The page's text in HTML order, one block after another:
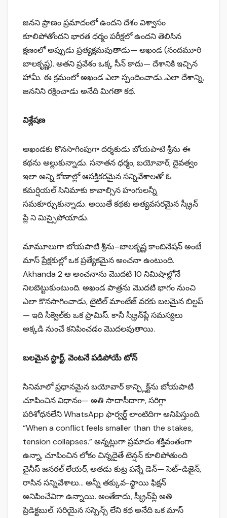
జనని ప్రాణం ప్రమాదంలో ఉందని దేశం విశ్వాసం
కూలిపోతోందని భారత ధర్మం పరీక్షలో ఉందని తెలిసిన
క్షణంలో అప్పుడు ప్రత్యక్షమవుతాడు— అఖండ (నందమూరి
బాలకృష్ణ). అతని ప్రవేశం ఒక్క సీన్ కాదు— దేశానికి ఇచ్చిన
హామీ. ఈ క్రమంలో అఖండ ఎలా స్పందించాడు..ఎలా దేశాన్ని,
జననిని రక్షించాడు అనేది మిగతా కథ.
విశ్లేషణ
అఖండకు కొనసాగింపుగా దర్శకుడు బోయపాటి శ్రీను ఈ
కథను అల్లుకున్నాడు. సనాతన ధర్మం, బయోవార్‌, దైవత్వం
ఇలా అన్ని కోణాల్లో ఆసక్తికరమైన సన్నివేశాలతో ఓ
కమర్షియల్‌ సినిమాకు కావాల్సిన హంగులన్నీ
సమకూర్చుకున్నాడు. అయితే కథకు అత్యవసరమైన స్క్రీన్
ప్లే ని మిస్సైపోయాడు.
మామూలుగా బోయపాటి శ్రీను–బాలకృష్ణ కాంబినేషన్ అంటే
మాస్ ప్రేక్షకుల్లో ఒక ప్రత్యేకమైన అంచనా ఉంటుంది.
Akhanda 2 ఆ అంచనాను మొదటి 10 నిమిషాల్లోనే
నిలబెట్టుకుంటుంది. అఖండ పాత్రను మొదటి భాగం నుంచి
ఎలా కొనసాగించాడు, టైటిల్ మాంటేజ్ వరకు బలమైన బిల్డప్
— ఇది సీక్వెల్‌కు ఒక ప్రామిస్. కానీ స్క్రీన్‌ప్లే సమస్యలు
అక్కడి నుంచే కనిపించడం మొదలవుతాయి.
బలమైన స్టార్ట్, వెంటనే పడిపోయే టోన్
సినిమాలో ప్రధానమైన బయోవార్ కాన్ఫ్లిక్ట్‌ను బోయపాటి
చూపించిన విధానం— అతి సాదాసీదాగా, సరిగ్గా
పరిశోధనలేని WhatsApp ఫార్వర్డ్ లాంటిదిగా అనిపిస్తుంది.
“When a conflict feels smaller than the stakes,
tension collapses.” అన్నట్లుగా ప్రమాదం శక్తివంతంగా
ఉన్నా, చూపించిన లోకం చిన్నదైతే టెన్షన్ కూలిపోతుంది
చైనీస్ జనరల్ లేయర్, అతడు కుట్ర పన్నే డెన్— సెట్-డిజైన్,
రాసిన సన్నివేశాలు… అన్నీ తక్కువ-స్థాయి ఫిక్షన్
అనిపించేవిగా ఉన్నాయి. అంతేకాదు, స్క్రీన్‌ప్లే అతి
ప్రిడిక్టబుల్. సరియైన సస్పెన్స్ లేని కథ అనేది ఒక మాస్